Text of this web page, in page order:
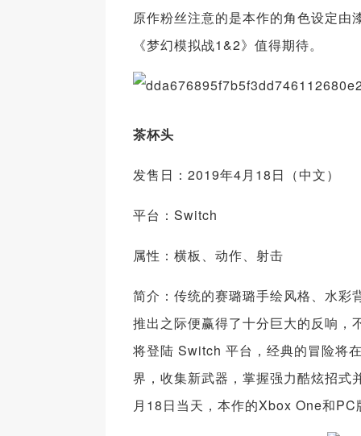
原作粉丝注意的是本作的角色设定由
《梦幻模拟战1&2》值得期待。
茶杯头
发售日：2019年4月18日（中文）
平台：Switch
属性：横板、动作、射击
简介：传统的赛璐璐手绘风格、水彩
推出之际便赢得了十分巨大的反响，
将登陆 Switch 平台，经典的冒险将
界，收集新武器，掌握强力酷炫招式
月18日当天，本作的Xbox One和